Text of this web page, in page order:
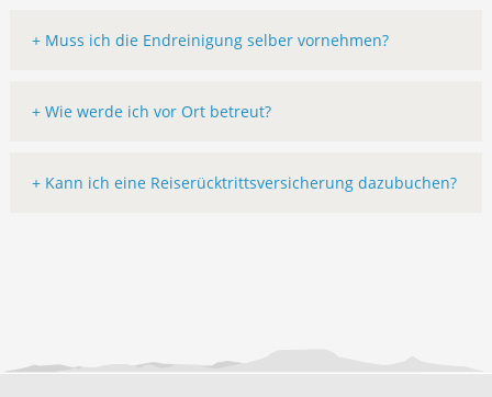
+ Muss ich die Endreinigung selber vornehmen?
+ Wie werde ich vor Ort betreut?
+ Kann ich eine Reiserücktrittsversicherung dazubuchen?